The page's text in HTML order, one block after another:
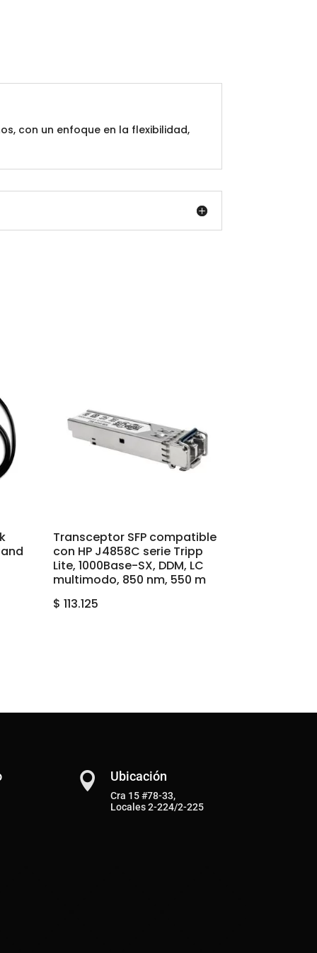
con un enfoque en la flexibilidad,
Transceptor SFP compatible
con HP J4858C serie Tripp
Lite, 1000Base-SX, DDM, LC
multimodo, 850 nm, 550 m
$ 113.125
 Ubicación
Cra 15 #78-33,
Locales 2-224/2-225